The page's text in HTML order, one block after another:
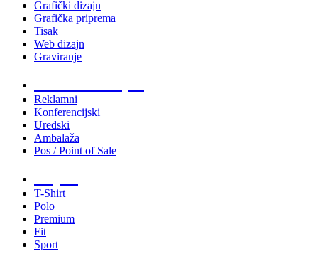
Grafički dizajn
Grafička priprema
Tisak
Web dizajn
Graviranje
Reklamni
Konferencijski
Uredski
Ambalaža
Pos / Point of Sale
T-Shirt
Polo
Premium
Fit
Sport